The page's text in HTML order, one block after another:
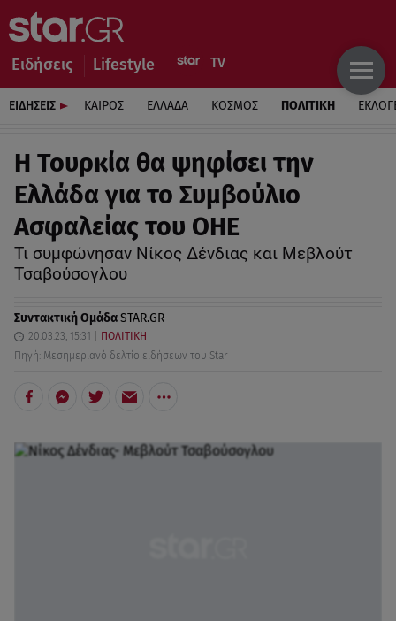
Ειδήσεις Lifestyle
ΕΙΔΗΣΕΙΣ ΚΑΙΡΟΣ ΕΛΛΑΔΑ ΚΟΣΜΟΣ ΠΟΛΙΤΙΚΗ
Η Τουρκία θα ψηφίσει την
Ελλάδα για το Συμβούλιο
Ασφαλείας του ΟΗΕ
Τι συμφώνησαν Νίκος Δένδιας και Μεβλούτ
Τσαβούσογλου
Συντακτική ΟμάδαSTAR.GR
20.03.23, 15:31
ΠΟΛΙΤΙΚΗ
Πηγή: Μεσημεριανό δελτίο ειδήσεων του Star